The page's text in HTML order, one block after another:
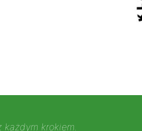
krokiem.